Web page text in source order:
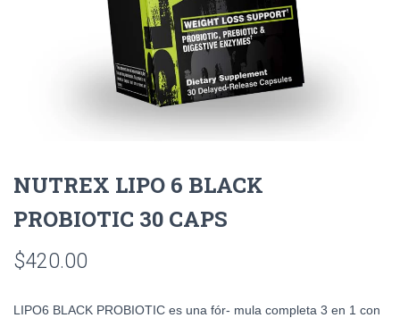
NUTREX LIPO 6 BLACK
PROBIOTIC 30 CAPS
$420.00
LIPO6 BLACK PROBIOTIC es una fór- mula completa 3 en 1 con